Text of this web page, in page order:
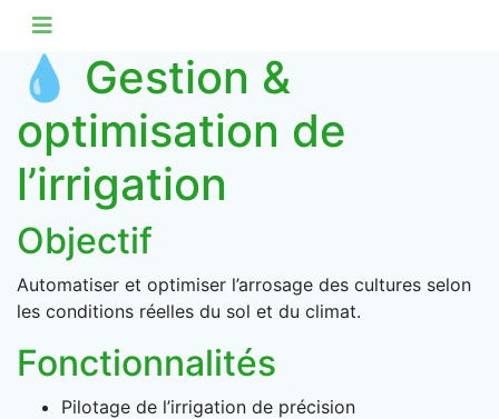
💧 Gestion &
optimisation de
l’irrigation
Objectif
Automatiser et optimiser l’arrosage des cultures selon
les conditions réelles du sol et du climat.
Fonctionnalités
Pilotage de l’irrigation de précision